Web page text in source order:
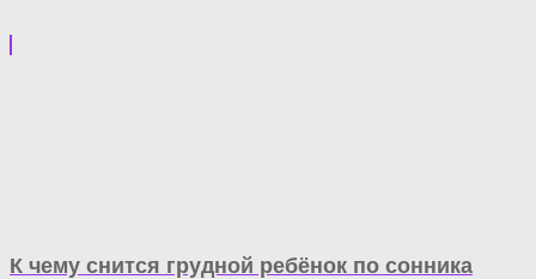
К чему снится грудной ребёнок по сонника